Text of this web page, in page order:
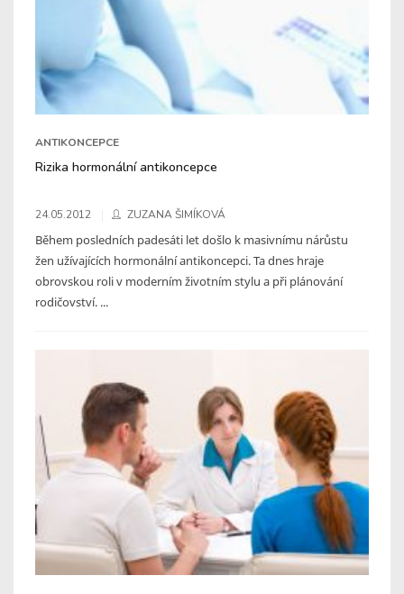
ANTIKONCEPCE
Rizika hormonální antikoncepce
24.05.2012 ZUZANA ŠIMÍKOVÁ
Během posledních padesáti let došlo k masivnímu nárůstu
žen užívajících hormonální antikoncepci. Ta dnes hraje
obrovskou roli v moderním životním stylu a při plánování
rodičovství. ...